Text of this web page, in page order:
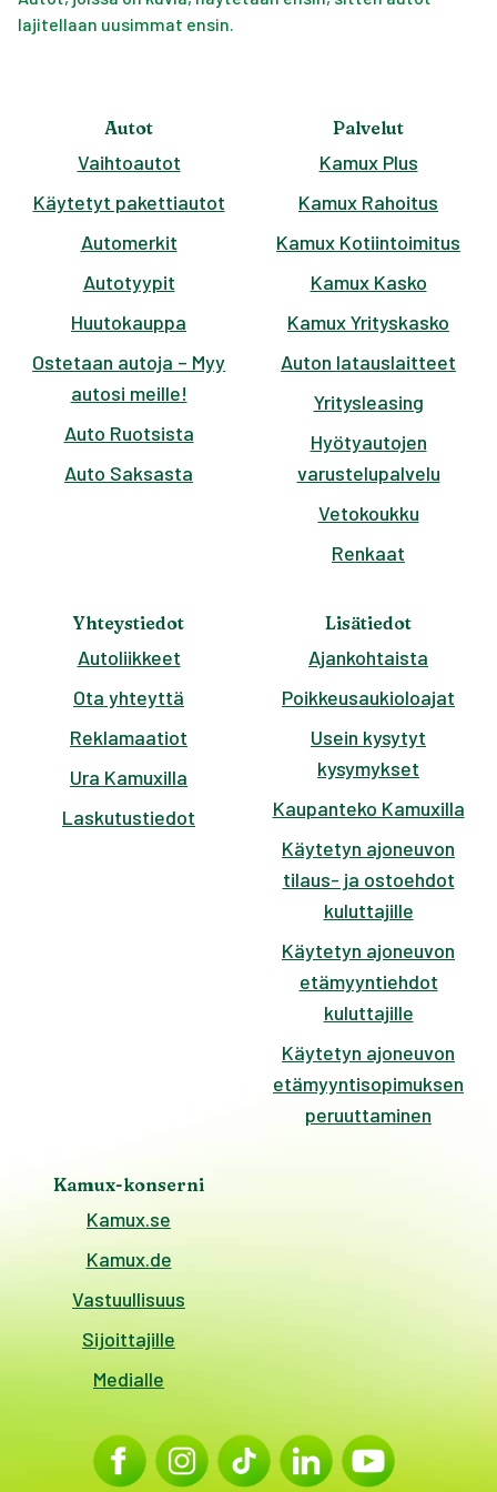
lajitellaan uusimmat ensin.
Autot
Vaihtoautot
Käytetyt pakettiautot
Automerkit
Autotyypit
Huutokauppa
Ostetaan autoja – Myy
autosi meille!
Auto Ruotsista
Auto Saksasta
Palvelut
Kamux Plus
Kamux Rahoitus
Kamux Kotiintoimitus
Kamux Kasko
Kamux Yrityskasko
Auton latauslaitteet
Yritysleasing
Hyötyautojen
varustelupalvelu
Vetokoukku
Renkaat
Yhteystiedot
Autoliikkeet
Ota yhteyttä
Reklamaatiot
Ura Kamuxilla
Laskutustiedot
Lisätiedot
Ajankohtaista
Poikkeusaukioloajat
Usein kysytyt
kysymykset
Kaupanteko Kamuxilla
Käytetyn ajoneuvon
tilaus- ja ostoehdot
kuluttajille
Käytetyn ajoneuvon
etämyyntiehdot
kuluttajille
Käytetyn ajoneuvon
etämyyntisopimuksen
peruuttaminen
Kamux-konserni
Kamux.se
Kamux.de
Vastuullisuus
Sijoittajille
Medialle